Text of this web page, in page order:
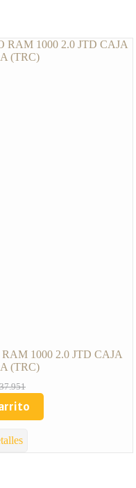
1000 2.0 JTD CAJA
(TRC)